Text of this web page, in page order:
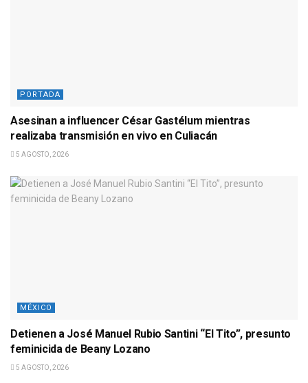
PORTADA
Asesinan a influencer César Gastélum mientras
realizaba transmisión en vivo en Culiacán
5 AGOSTO, 2026
MÉXICO
Detienen a José Manuel Rubio Santini “El Tito”, presunto
feminicida de Beany Lozano
5 AGOSTO, 2026